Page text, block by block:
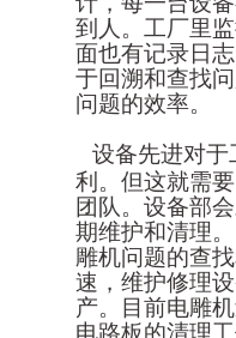
到人。工厂里
面也有记录日
于回溯和查找
问题的效率。
设备先进对于
利。但这就需
团队。设备部
期维护和清理
雕机问题的查
速，维护修理
产。目前电雕
电路板的清理